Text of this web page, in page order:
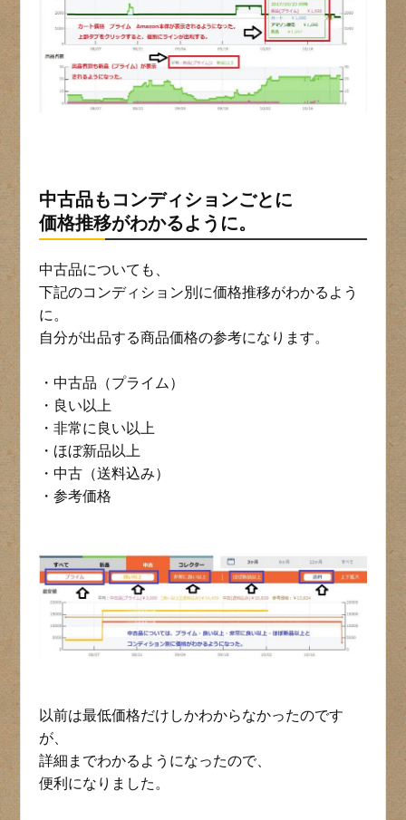
中古品もコンディションごとに
価格推移がわかるように。
中古品についても、
下記のコンディション別に価格推移がわかるよう
に。
自分が出品する商品価格の参考になります。
・中古品（プライム）
・良い以上
・非常に良い以上
・ほぼ新品以上
・中古（送料込み）
・参考価格
以前は最低価格だけしかわからなかったのです
が、
詳細までわかるようになったので、
便利になりました。